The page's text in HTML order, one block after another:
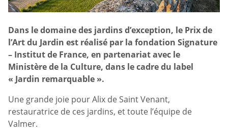
Dans le domaine des jardins d’exception, le Prix de
l’Art du Jardin est réalisé par la fondation Signature
– Institut de France, en partenariat avec le
Ministère de la Culture, dans le cadre du label
« Jardin remarquable ».
Une grande joie pour Alix de Saint Venant,
restauratrice de ces jardins, et toute l’équipe de
Valmer.